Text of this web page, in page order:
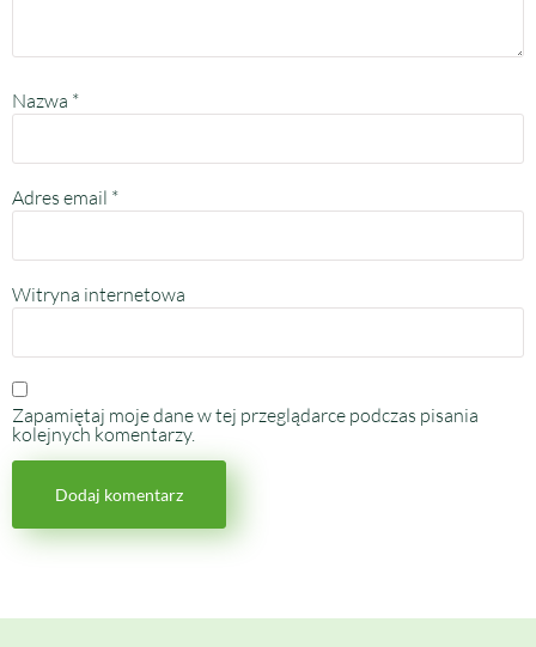
Nazwa *
Adres email *
Witryna internetowa
Zapamiętaj moje dane w tej przeglądarce podczas pisania
kolejnych komentarzy.